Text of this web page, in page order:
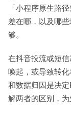
「小程序原生路
差在哪，以及哪
够。
在抖音投流或短
唤起，或导致转
和数据归因是决
解两者的区别，为